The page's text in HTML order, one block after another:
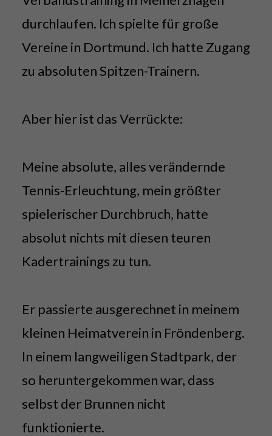
durchlaufen. Ich spielte für große
Vereine in Dortmund. Ich hatte Zugang
zu absoluten Spitzen-Trainern.
Aber hier ist das Verrückte:
Meine absolute, alles verändernde
Tennis-Erleuchtung, mein größter
spielerischer Durchbruch, hatte
absolut nichts mit diesen teuren
Kadertrainings zu tun.
Er passierte ausgerechnet in meinem
kleinen Heimatverein in Fröndenberg.
In einem langweiligen Stadtpark, der
so heruntergekommen war, dass
selbst der Brunnen nicht
funktionierte.